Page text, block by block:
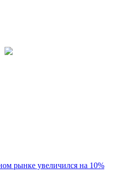
рынке увеличился на 10%